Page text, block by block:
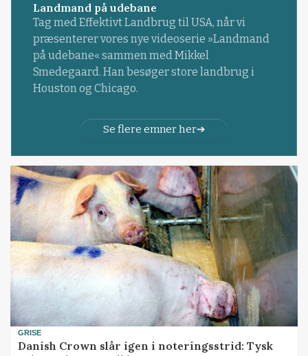
Landmand på udebane
Tag med Effektivt Landbrug til USA, når vi
præsenterer vores nye videoserie »Landmand
på udebane« sammen med Mikkel
Smedegaard. Han besøger store landbrug i
Houston og Chicago.
Se flere emner her
GRISE
Danish Crown slår igen i noteringsstrid: Tysk